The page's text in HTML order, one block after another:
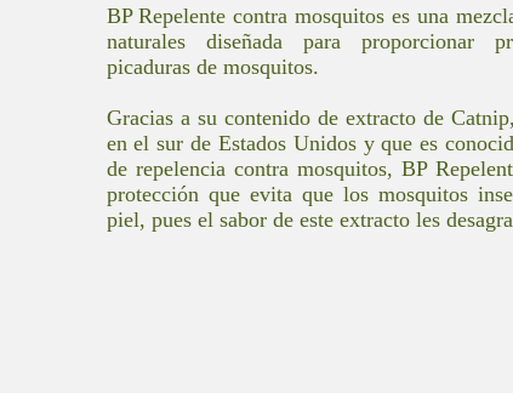
BP Repelente contra mosquitos es una
naturales diseñada para proporcionar
picaduras de mosquitos.
Gracias a su contenido de extracto de
en el sur de Estados Unidos y que es
de repelencia contra mosquitos, BP
protección que evita que los mosquitos
piel, pues el sabor de este extracto les